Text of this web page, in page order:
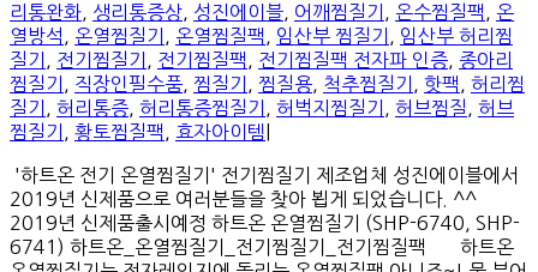
리통완화, 생리통증상, 성진에이블, 어깨찜질기 , 온수찜질팩 , 온
열방석 , 온열찜질기 , 온열찜질팩 , 임산부 찜질기 , 임산부 허리찜
질기 , 전기찜질기 , 전기찜질팩 , 전기찜질팩 전자파 인증, 종아리
찜질기 , 직장인필수품, 찜질기 , 찜질용, 척추찜질기 , 핫팩 , 허리찜
질기 , 허리통증, 허리통증찜질기 , 허벅지찜질기 , 허브찜질 , 허브
찜질기 , 황토찜질팩 , 효자아이템
'하트온 전기 온열찜질기' 전기찜질기 제조업체 성진에이블에서
2019년 신제품으로 여러분들을 찾아 뵙게 되었습니다. ^^
2019년 신제품출시예정 하트온 온열찜질기 (SHP-6740, SHP-
6741) 하트온_온열찜질기_전기찜질기_전기찜질팩 하트온